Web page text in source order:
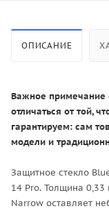
ОПИСАНИЕ
Важное примечание
отличаться от той,
гарантируем: сам
модели и
Защитное стекло
14 Pro. Толщина
Narrow оставляет